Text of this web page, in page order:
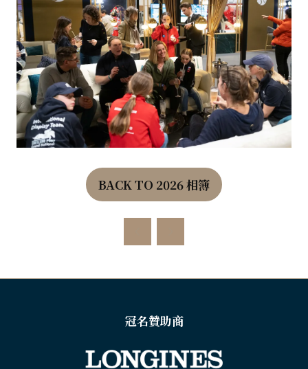
BACK TO 2026 相簿
(OPENS
NEW
冠名贊助商